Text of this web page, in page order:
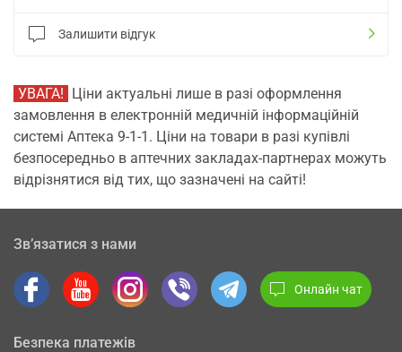
Залишити відгук
УВАГА! Ціни актуальні лише в разі оформлення
замовлення в електронній медичній інформаційній
системі Аптека 9-1-1. Ціни на товари в разі купівлі
безпосередньо в аптечних закладах-партнерах можуть
відрізнятися від тих, що зазначені на сайті!
Зв’язатися з нами
Онлайн чат
Безпека платежів